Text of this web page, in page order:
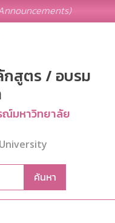
กสูตร / อบรม
มหาวิทยาลัย